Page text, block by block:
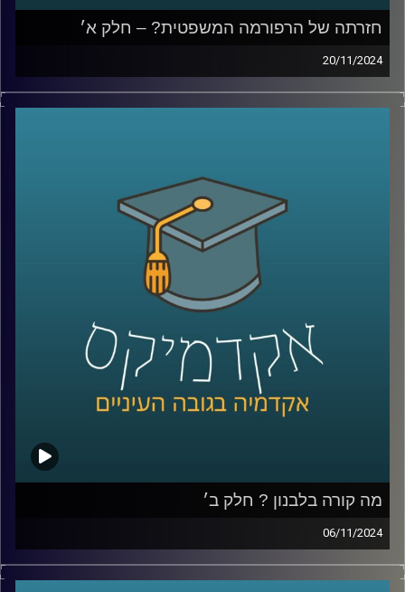
חזרתה של הרפורמה המשפטית? – חלק א׳
20/11/2024
למעלה משנה עברה מאז הרפורמה המשפטית של יריב לוין,
שכללה בין היתר, הצעה לחוקק פסקת התגברות ברוב של 61,
החלטות של הממשלה או שריה. תיקון הסבירות עבר ובוטל,
ורבים חשבו שזוהי סופה של הרפורמה, אלא שבימים אלו ניכר
שמנסים לקדמה שובאז מה קורה עם הרפורמה, מה הקואליציה
מנסה להשיג, היתרונות והחסרונות והאם וכיצד בכלל ראוי
בסוגיות האלו ויותר נדון היום עם פרופ׳ יניב רוזנאי,פרופ׳ חבר
וסגן הדיקן בבית ספר הארי רדזינר למשפטים, ומנהל משותף
של מרכז רובינשטיין לאתגרים חוקתיים.
קרדיט תמונות:AudioVersity
מה קורה בלבנון ? חלק ב׳
06/11/2024
בפרק הקודם דיברנו על ההיסטוריה של לבנון, הרכב
האוכלוסייה, הסיבות למשבר והמתיחות איתנו והפרק נדבר יותר